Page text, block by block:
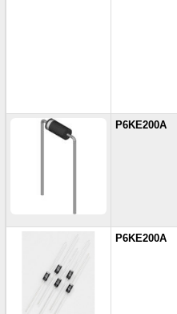
P6KE200A
P6KE200A